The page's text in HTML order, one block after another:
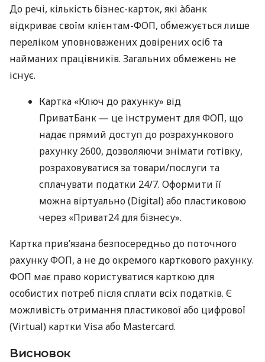
До речі, кількість бізнес-карток, які àбанк
відкриває своїм клієнтам-ФОП, обмежується лише
переліком уповноважених довірених осіб та
найманих працівників. Загальних обмежень не
існує.
Картка «Ключ до рахунку» від
ПриватБанк — це інструмент для ФОП, що
надає прямий доступ до розрахункового
рахунку 2600, дозволяючи знімати готівку,
розраховуватися за товари/послуги та
сплачувати податки 24/7. Оформити її
можна віртуально (Digital) або пластиковою
через «Приват24 для бізнесу».
Картка прив’язана безпосередньо до поточного
рахунку ФОП, а не до окремого карткового рахунку.
ФОП має право користуватися карткою для
особистих потреб після сплати всіх податків. Є
можливість отримання пластикової або цифрової
(Virtual) картки Visa або Mastercard.
Висновок